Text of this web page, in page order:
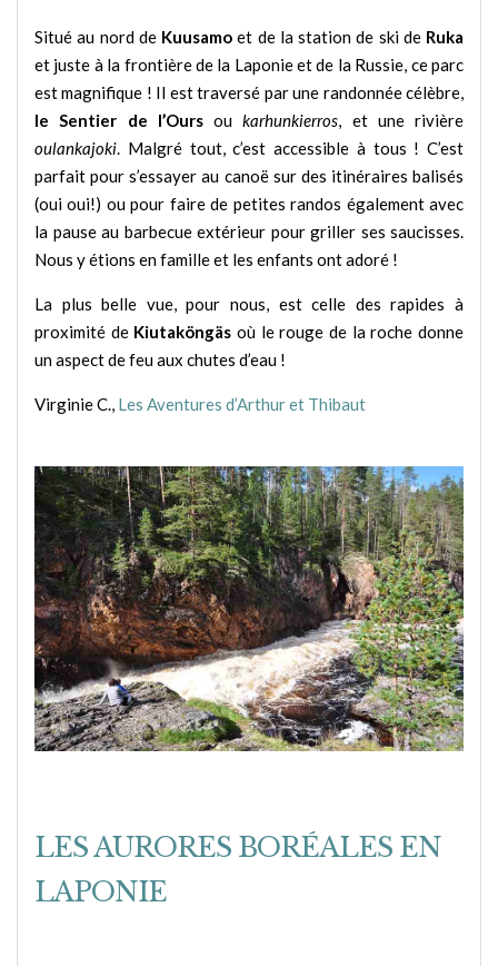
Situé au nord de Kuusamo et de la station de ski de Ruka
et juste à la frontière de la Laponie et de la Russie, ce parc
est magnifique ! Il est traversé par une randonnée célèbre,
le Sentier de l’Oursou karhunkierros, et une rivière
oulankajoki. Malgré tout, c’est accessible à tous ! C’est
parfait pour s’essayer au canoë sur des itinéraires balisés
(oui oui!) ou pour faire de petites randos également avec
la pause au barbecue extérieur pour griller ses saucisses.
Nous y étions en famille et les enfants ont adoré !
La plus belle vue, pour nous, est celle des rapides à
proximité de Kiutaköngäs où le rouge de la roche donne
un aspect de feu aux chutes d’eau !
Virginie C., Les Aventures d’Arthur et Thibaut
LES AURORES BORÉALES EN
LAPONIE